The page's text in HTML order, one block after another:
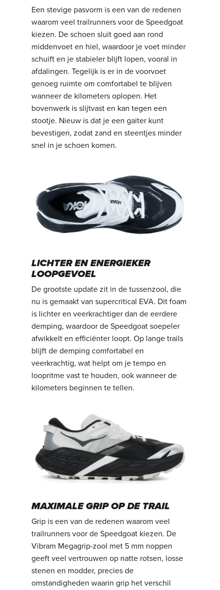
Een stevige pasvorm is een van de redenen
waarom veel trailrunners voor de Speedgoat
kiezen. De schoen sluit goed aan rond
middenvoet en hiel, waardoor je voet minder
schuift en je stabieler blijft lopen, vooral in
afdalingen. Tegelijk is er in de voorvoet
genoeg ruimte om comfortabel te blijven
wanneer de kilometers oplopen. Het
bovenwerk is slijtvast en kan tegen een
stootje. Nieuw is dat je een gaiter kunt
bevestigen, zodat zand en steentjes minder
snel in je schoen komen.
LICHTER EN ENERGIEKER
LOOPGEVOEL
De grootste update zit in de tussenzool, die
nu is gemaakt van supercritical EVA. Dit foam
is lichter en veerkrachtiger dan de eerdere
demping, waardoor de Speedgoat soepeler
afwikkelt en efficiënter loopt. Op lange trails
blijft de demping comfortabel en
veerkrachtig, wat helpt om je tempo en
loopritme vast te houden, ook wanneer de
kilometers beginnen te tellen.
MAXIMALE GRIP OP DE TRAIL
Grip is een van de redenen waarom veel
trailrunners voor de Speedgoat kiezen. De
Vibram Megagrip-zool met 5 mm noppen
geeft veel vertrouwen op natte rotsen, losse
stenen en modder, precies de
omstandigheden waarin grip het verschil